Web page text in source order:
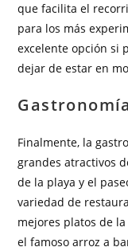
que facilita el
para los más
excelente opción si
dejar de estar en
Finalmente, la
grandes atractivos
de la playa y el
variedad de
mejores platos de
el famoso arroz a